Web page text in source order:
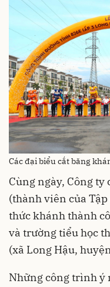
Các đại biểu cắt băng
Cùng ngày, Công ty
(thành viên của
thức khánh thành
và trường tiểu học
(xã Long Hậu,
Những công trình ý